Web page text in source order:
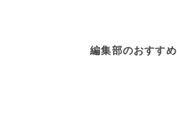
編集部のおすすめ